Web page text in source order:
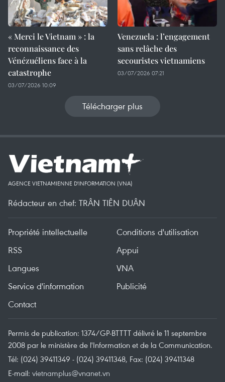
« Merci le Vietnam » : la
reconnaissance des
Vénézuéliens face à la
catastrophe
03/07/2026 10:09
Venezuela : l’engagement
sans relâche des
secouristes vietnamiens
03/07/2026 07:21
Télécharger plus
AGENCE VIETNAMIENNE D'INFORMATION (VNA)
Rédacteur en chef: TRÂN TIÊN DUÂN
Propriété intellectuelle
Conditions d'utilisation
RSS
Appui
Langues
VNA
Service d'information
Publicité
Contact
Permis de publication: 1374/GP-BTTTT délivré le 11 septembre
2008 par le ministère de l'Information et de la Communication.
Tél: (024) 39411349 - (024) 39411348, Fax: (024) 39411348
E-mail: vietnamplus@vnanet.vn